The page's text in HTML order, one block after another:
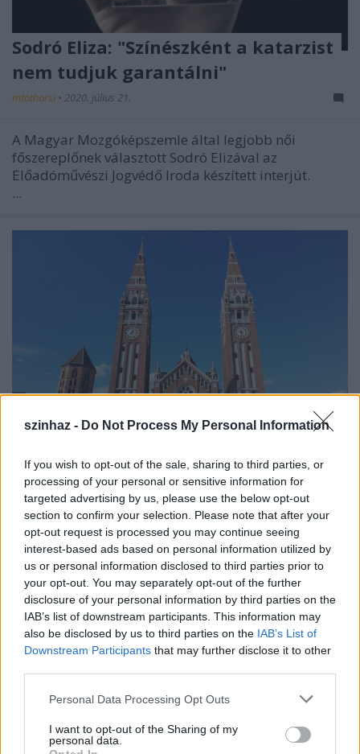
szinhaz - Do Not Process My Personal Information
If you wish to opt-out of the sale, sharing to third parties, or
processing of your personal or sensitive information for
targeted advertising by us, please use the below opt-out
section to confirm your selection. Please note that after your
opt-out request is processed you may continue seeing
interest-based ads based on personal information utilized by
us or personal information disclosed to third parties prior to
your opt-out. You may separately opt-out of the further
disclosure of your personal information by third parties on the
IAB’s list of downstream participants. This information may
also be disclosed by us to third parties on the IAB’s List of
Downstream Participants that may further disclose it to other
Please note that this website/app uses one or more Google
not limited to your visit or usage behaviour. You may click to
grant or deny consent to Google and its third-party tags to
Personal Data Processing Opt Outs
I want to opt-out of the Sharing of my
personal data.
Sodró Eliza: "Színészként a katarzist
nem tudjuk garantálni"
mtothorsi • 2020. július 21.
A Magyar Mozgóképszemle által legjobb női
főszereplőnek választott Sodró Elizával az
Előadóművészi Jogvédő Iroda készített interjút.
...
Épül a Dóm téri szabadtéri színpad
mtothorsi•2020. július 16.
Megkezdődött a Szegedi Szabadtéri Játékok Dóm
téri játszóhelyének építése. A fesztivál ikonikus
helyszínének számító téren elsőként ...